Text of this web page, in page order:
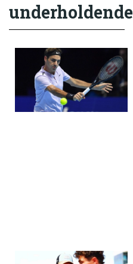
underholdende